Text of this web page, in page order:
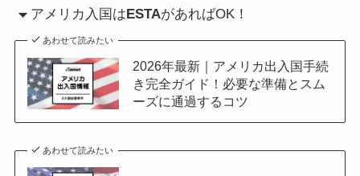
アメリカ入国は ESTAがあればOK！
あわせて読みたい
2026年最新｜アメリカ出入国手続
き完全ガイド！必要な準備とスム
ーズに通過するコツ
あわせて読みたい